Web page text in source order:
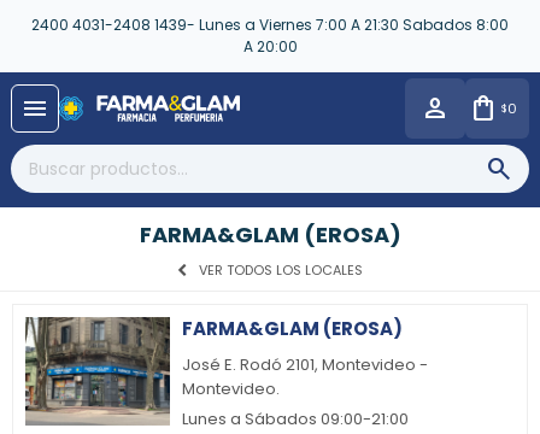
2400 4031-2408 1439- Lunes a Viernes 7:00 A 21:30 Sabados 8:00
A 20:00
menu $0
FARMA&GLAM (EROSA)
VER TODOS LOS LOCALES
FARMA&GLAM (EROSA)
José E. Rodó 2101, Montevideo -
Montevideo.
Lunes a Sábados 09:00-21:00